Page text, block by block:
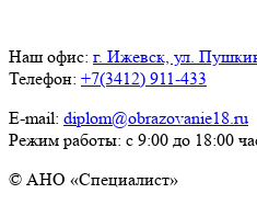
Наш офис: г. Ижевск, ул.
Телефон: +7(3412) 911-433
E-mail: diplom@obrazovanie18.ru
Режим работы: с 9:00 до 18:00
© АНО «Специалист»